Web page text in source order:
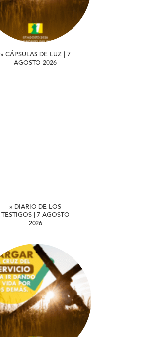
» CÁPSULAS DE LUZ | 7
AGOSTO 2026
» DIARIO DE LOS
TESTIGOS | 7 AGOSTO
2026